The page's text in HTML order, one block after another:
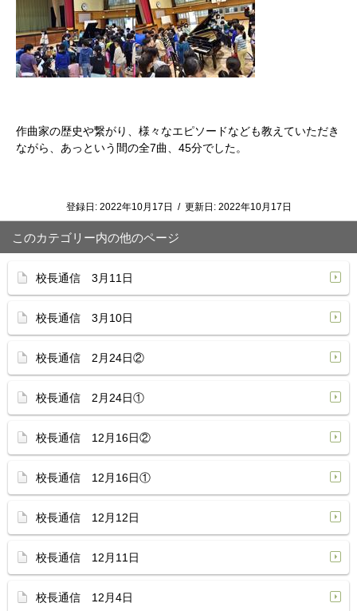
作曲家の歴史や繋がり、様々なエピソードなども教えていただき
ながら、あっという間の全7曲、45分でした。
登録日: 2022年10月17日 / 更新日: 2022年10月17日
このカテゴリー内の他のページ
校長通信 3月11日
校長通信 3月10日
校長通信 2月24日②
校長通信 2月24日①
校長通信 12月16日②
校長通信 12月16日①
校長通信 12月12日
校長通信 12月11日
校長通信 12月4日